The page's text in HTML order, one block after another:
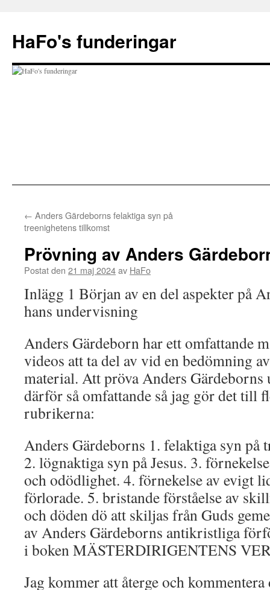
innehåll
HaFo's funderingar
← Anders Gärdeborns felaktiga syn på
treenighetens tillkomst
Prövning av Anders
Postat den 21 maj 2024av HaFo
Inlägg 1 Början av en del aspekter på
hans undervisning
Anders Gärdeborn har ett omfattande
videos att ta del av vid en bedömning
material. Att pröva Anders
därför så omfattande så jag gör det till
rubrikerna:
Anders Gärdeborns 1. felaktiga syn på
2. lögnaktiga syn på Jesus. 3.
och odödlighet. 4. förnekelse av evigt
förlorade. 5. bristande förståelse av
och döden dö att skiljas från Guds
av Anders Gärdeborns antikristliga
i boken MÄSTERDIRIGENTENS
Jag kommer att återge och kommentera